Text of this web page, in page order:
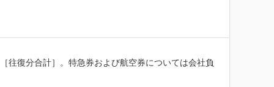
往復分合計］。特急券および航空券については会社負